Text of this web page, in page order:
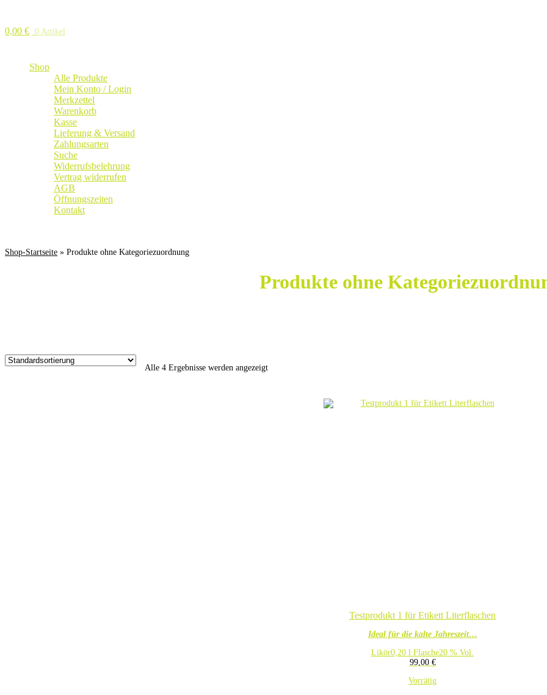
0,00 € 0 Artikel
Shop
Alle Produkte
Mein Konto / Login
Merkzettel
Warenkorb
Kasse
Lieferung & Versand
Zahlungsarten
Suche
Widerrufsbelehrung
Vertrag widerrufen
AGB
Öffnungszeiten
Kontakt
Shop-Startseite » Produkte ohne Kategoriezuordnung
Produkte ohne
Alle 4 Ergebnisse werden angezeigt
Testprodukt 1 für Etikett Literflaschen
Ideal für die kalte Jahreszeit…
Likör0,20 l Flasche20 % Vol.
99,00 €
Vorrätig